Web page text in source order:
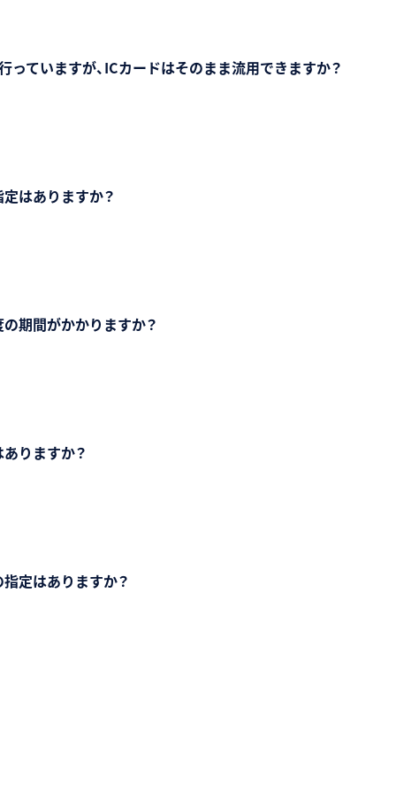
っていますが、ICカードはそのまま流用できますか？
はありますか？
期間がかかりますか？
りますか？
定はありますか？